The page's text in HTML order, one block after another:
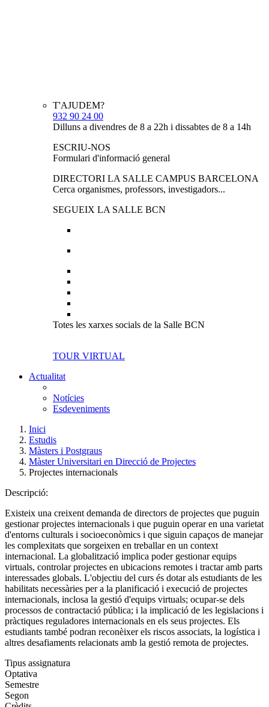
T'AJUDEM?
932 90 24 00
Dilluns a divendres de 8 a 22h i dissabtes de 8 a 14h
ESCRIU-NOS
Formulari d'informació general
DIRECTORI LA SALLE CAMPUS BARCELONA
Cerca organismes, professors, investigadors...
SEGUEIX LA SALLE BCN
Totes les xarxes socials de la Salle BCN
TOUR VIRTUAL
Actualitat
Notícies
Esdeveniments
Inici
Estudis
Màsters i Postgraus
Màster Universitari en Direcció de Projectes
Projectes internacionals
Descripció:
Existeix una creixent demanda de directors de projectes que puguin
gestionar projectes internacionals i que puguin operar en una varietat
d'entorns culturals i socioeconòmics i que siguin capaços de manejar
les complexitats que sorgeixen en treballar en un context
internacional. La globalització implica poder gestionar equips
virtuals, controlar projectes en ubicacions remotes i tractar amb parts
interessades globals. L'objectiu del curs és dotar als estudiants de les
habilitats necessàries per a la planificació i execució de projectes
internacionals, inclosa la gestió d'equips virtuals; ocupar-se dels
processos de contractació pública; i la implicació de les legislacions i
pràctiques reguladores internacionals en els seus projectes. Els
estudiants també podran reconèixer els riscos associats, la logística i
altres desafiaments relacionats amb la gestió remota de projectes.
Tipus assignatura
Optativa
Semestre
Segon